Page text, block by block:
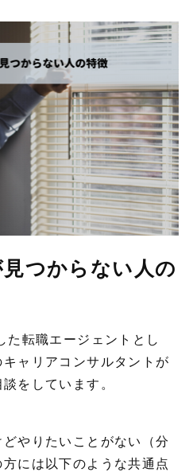
つからない人の
た転職エージェントとし
ャリアコンサルタントが
をしています。
やりたいことがない（分
には以下のような共通点